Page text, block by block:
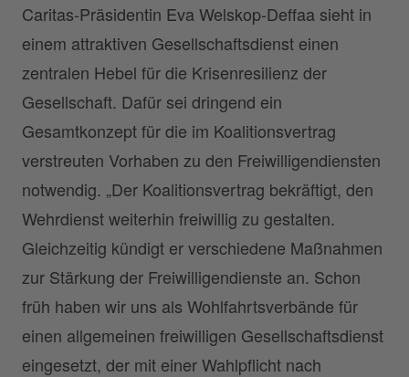
Caritas-Präsidentin Eva Welskop-Deffaa sieht in
einem attraktiven Gesellschaftsdienst einen
zentralen Hebel für die Krisenresilienz der
Gesellschaft. Dafür sei dringend ein
Gesamtkonzept für die im Koalitionsvertrag
verstreuten Vorhaben zu den Freiwilligendiensten
notwendig. „Der Koalitionsvertrag bekräftigt, den
Wehrdienst weiterhin freiwillig zu gestalten.
Gleichzeitig kündigt er verschiedene Maßnahmen
zur Stärkung der Freiwilligendienste an. Schon
früh haben wir uns als Wohlfahrtsverbände für
einen allgemeinen freiwilligen Gesellschaftsdienst
eingesetzt, der mit einer Wahlpflicht nach